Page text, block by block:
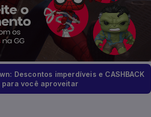
Descontos imperdíveis e CASHBACK
para você aproveitar